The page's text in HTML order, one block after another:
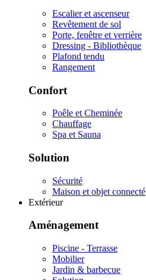
Escalier et ascenseur
Revêtement de sol
Porte, fenêtre et verrière
Dressing - Bibliothèque
Plafond tendu
Rangement
Confort
Poêle et Cheminée
Chauffage
Spa et Sauna
Solution
Sécurité
Maison et objet connecté
Extérieur
Aménagement
Piscine - Terrasse
Mobilier
Jardin & barbecue